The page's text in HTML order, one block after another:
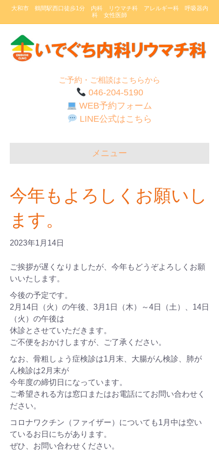
大和市 鶴間駅西口徒歩1分 内科 リウマチ科 アレルギー科 呼吸器内
科 女性医師
ご予約・ご相談はこちらから
046-204-5190
WEB予約フォーム
LINE公式はこちら
メニュー
今年もよろしくお願いし
ます。
2023年1月14日
ご挨拶が遅くなりましたが、今年もどうぞよろしくお願
いいたします。
今後の予定です。
2月14日（火）の午後、3月1日（木）～4日（土）、14日
（火）の午後は
休診とさせていただきます。
ご不便をおかけしますが、ご了承ください。
なお、骨粗しょう症検診は1月末、大腸がん検診、肺が
ん検診は2月末が
今年度の締切日になっています。
ご希望される方は窓口またはお電話にてお問い合わせく
ださい。
コロナワクチン（ファイザー）についても1月中は空い
ているお日にちがあります。
ぜひ、お問い合わせください。